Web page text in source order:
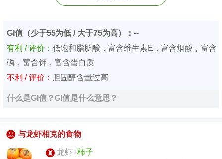
GI值（少于55为低 / 大于75为高）：--
有利 / 评价： 低饱和脂肪酸，富含维生素E，富含烟酸，富含
磷，富含钾，富含蛋白质
不利 / 评价： 胆固醇含量过高
什么是GI值？GI值是什么意思？
与龙虾相克的食物
龙虾+柿子